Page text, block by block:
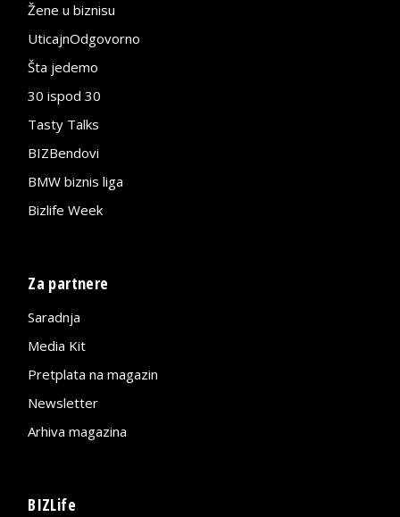
Žene u biznisu
UticajnOdgovorno
Šta jedemo
30 ispod 30
Tasty Talks
BIZBendovi
BMW biznis liga
Bizlife Week
Za partnere
Saradnja
Media Kit
Pretplata na magazin
Newsletter
Arhiva magazina
BIZLife